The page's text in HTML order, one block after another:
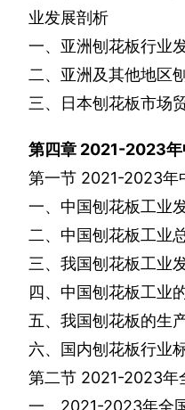
业发展剖析
一、亚洲刨花板行业
二、亚洲及其他地区
三、日本刨花板市场
第四章 2021-2023
第一节 2021-2023年
一、中国刨花板工业
二、中国刨花板工业
三、我国刨花板工业
四、中国刨花板工业
五、我国刨花板的生
六、国内刨花板行业
第二节 2021-2023年
一、 2021-2023年全